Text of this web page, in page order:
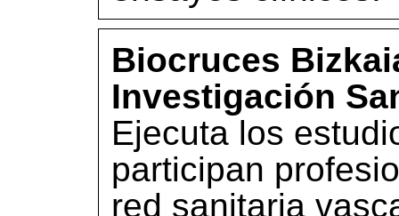
Biocruces
Investigación
Ejecuta los
participan
red sanitaria